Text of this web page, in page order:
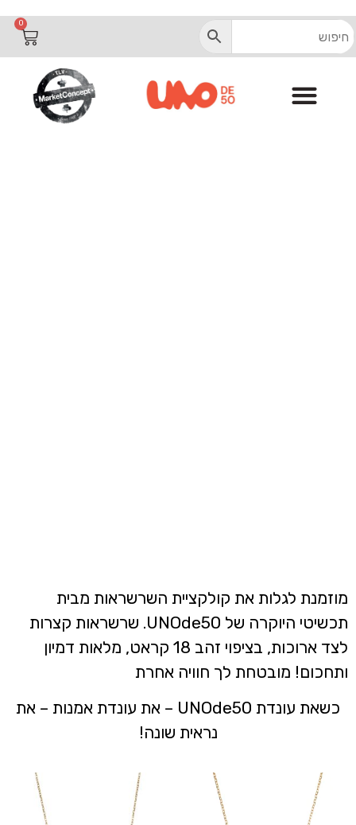
זהב
בעיצובים
מרהיבים
0
מוזמנת לגלות את קולקציית השרשראות מבית
תכשיטי היוקרה של UNOde50. שרשראות קצרות
לצד ארוכות, בציפוי זהב 18 קראט, מלאות דמיון
ותחכום! מובטחת לך חוויה אחרת
כשאת עונדת UNOde50 – את עונדת אמנות – את
נראית שונה!